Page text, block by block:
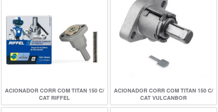
ACIONADOR CORR COM TITAN 150 C/
CAT RIFFEL
ACIONADOR CORR COM TITAN 150 C/
CAT VULCANBOR